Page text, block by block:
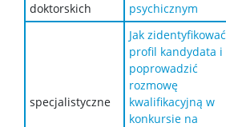
doktorskich
psychicznym
specjalistyczne
Jak zidentyfikować
profil kandydata i
poprowadzić
rozmowę
kwalifikacyjną w
konkursie na